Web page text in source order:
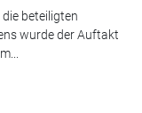
beteiligten
wurde der Auftakt